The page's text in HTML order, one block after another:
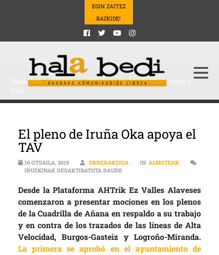
EGIN ZAITEZ
BAZKIDE!
Hala Bedi>Albisteak>El pleno de Iruña Oka apoya el
El pleno de Iruña Oka apoya el
TAV
16 OTSAILA, 2019 ERREDAKZIOA IN ALBISTEAK
IRUZKINAK DESAKTIBATUTA DAUDEEL PLENO DE IRUÑA OKA APOYA EL
Desde la Plataforma AHTrik Ez Valles Alaveses
comenzaron a presentar mociones en los plenos
de la Cuadrilla de Añana en respaldo a su trabajo
y en contra de los trazados de las líneas de Alta
Velocidad, Burgos-Gasteiz y Logroño-Miranda.
La primera se aprobó en el ayuntamiento de